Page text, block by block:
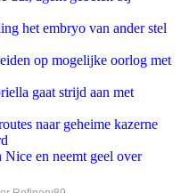
het embryo van ander stel
op mogelijke oorlog met
gaat strijd aan met
naar geheime kazerne
en neemt geel over